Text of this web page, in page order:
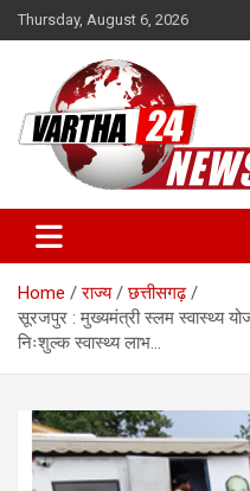
Skip
to
Thursday, August 6, 2026
Vartha 24
Home राज्य
छत्तीसगढ़
सूरजपुर : मुख्यमंत्री स्लम स्वास्थ्य
निःशुल्क स्वास्थ्य लाभ…